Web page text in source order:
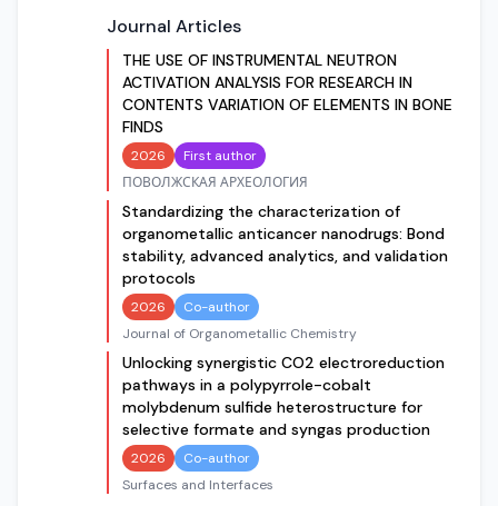
Journal Articles
THE USE OF INSTRUMENTAL NEUTRON
ACTIVATION ANALYSIS FOR RESEARCH IN
CONTENTS VARIATION OF ELEMENTS IN BONE
FINDS
2026
First author
ПОВОЛЖСКАЯ АРХЕОЛОГИЯ
Standardizing the characterization of
organometallic anticancer nanodrugs: Bond
stability, advanced analytics, and validation
protocols
2026
Co-author
Journal of Organometallic Chemistry
Unlocking synergistic CO2 electroreduction
pathways in a polypyrrole-cobalt
molybdenum sulfide heterostructure for
selective formate and syngas production
2026
Co-author
Surfaces and Interfaces